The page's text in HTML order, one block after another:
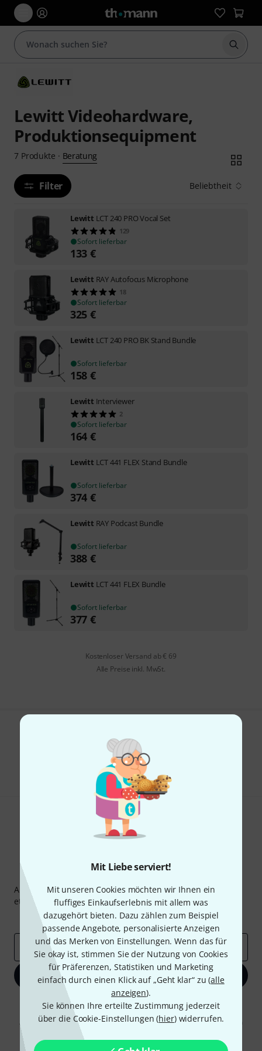
Mit Liebe serviert!
Mit unseren Cookies möchten wir Ihnen ein
fluffiges Einkaufserlebnis mit allem was
dazugehört bieten. Dazu zählen zum Beispiel
passende Angebote, personalisierte Anzeigen
und das Merken von Einstellungen. Wenn das für
Sie okay ist, stimmen Sie der Nutzung von Cookies
für Präferenzen, Statistiken und Marketing
einfach durch einen Klick auf „Geht klar“ zu (alle
anzeigen).
Sie können Ihre erteilte Zustimmung jederzeit
über die Cookie-Einstellungen (hier) widerrufen.
Suche
Lewitt Videohardware,
Produktionsequipment
7 Produkte · Beratung
Filter Beliebtheit
Lewitt LCT 240 PRO Vocal Set
129
Sofort lieferbar
133 €
Lewitt RAY Autofocus Microphone
18
Sofort lieferbar
325 €
Lewitt LCT 240 PRO BK Stand Bundle
Sofort lieferbar
158 €
Lewitt Interviewer
2
Sofort lieferbar
164 €
Lewitt LCT 441 FLEX Stand Bundle
Sofort lieferbar
374 €
Lewitt RAY Podcast Bundle
Sofort lieferbar
388 €
Lewitt LCT 441 FLEX Bundle
Sofort lieferbar
377 €
Kostenloser Versand ab € 69
Alle Preise inkl. MwSt.
Gefällt Ihnen, was Sie sehen?
Hilfe & Feedback
Thomann Newsletter
Abonniere den Thomann Newsletter und gewinne mit
etwas Glück einen von50 Gutscheinenüber jeweils
Inspirierende Beiträge
Deals Thomann Insights
E-Mail-Adresse*
Jetzt anmelden
Mit Klick auf „Jetzt anmelden“ stimmen Sie dem Erhalt von E-Mail-
Werbung und einer Messung des E-Mail-Nutzungsverhaltens zu. Die
Abmeldung ist jederzeit möglich. Weitere Informationen finden Sie in
unseren